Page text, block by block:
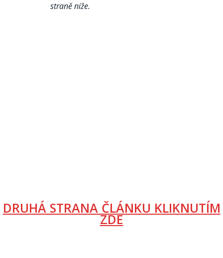
straně níže.
DRUHÁ STRANA ČLÁNKU KLIKNUTÍM
ZDE